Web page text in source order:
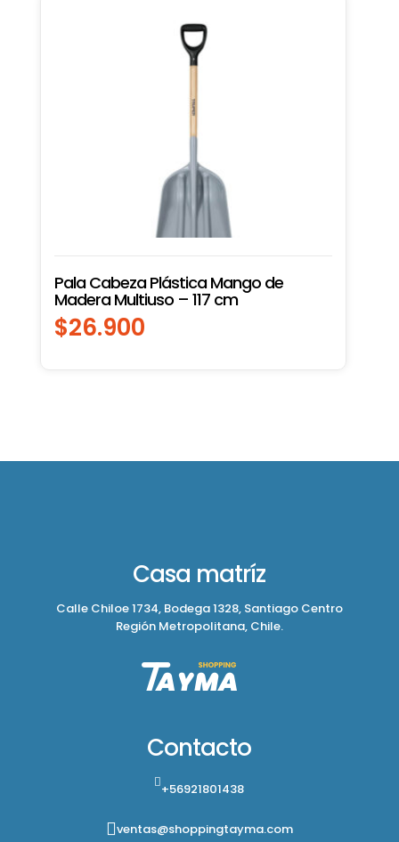
Pala Cabeza Plástica Mango de
Madera Multiuso – 117 cm
$26.900
Casa matríz
Calle Chiloe 1734, Bodega 1328, Santiago Centro
Región Metropolitana, Chile.
Contacto
+56921801438
ventas@shoppingtayma.com